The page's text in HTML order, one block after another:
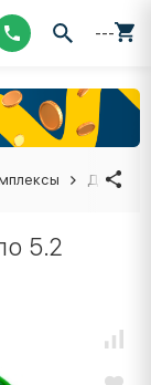
---
5.2